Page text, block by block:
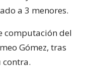
a 3 menores.
computación del
Gómez, tras
contra.